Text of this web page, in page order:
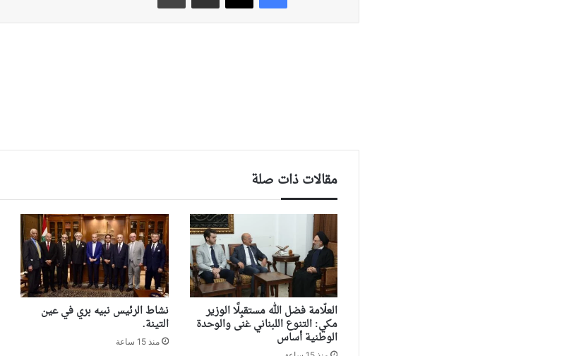
مقالات ذات صلة
العلّامة فضل الله مستقبِلًا الوزير
مكي: التنوع اللبناني غنى والوحدة
الوطنية أساس
نشاط الرئيس نبيه بري في عين
التينة.
منذ 15 ساعة